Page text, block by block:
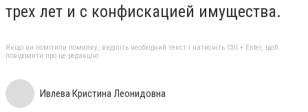
трех лет и с конфискацией имущества.
Якщо ви помітили помилку, виділіть необхідний текст і натисніть Ctrl + Enter, щоб
повідомити про це редакцію
Ивлева Кристина Леонидовна